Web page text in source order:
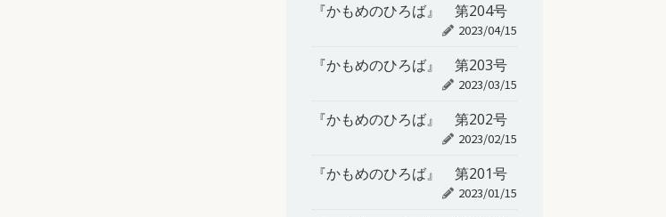
『かもめのひろば』 第204号
2023/04/15
『かもめのひろば』 第203号
2023/03/15
『かもめのひろば』 第202号
2023/02/15
『かもめのひろば』 第201号
2023/01/15